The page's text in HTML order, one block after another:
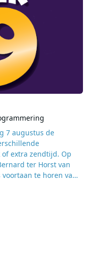
7 augustus de
extra zendtijd. Op
ter Horst van
te horen van
nu eveneens van